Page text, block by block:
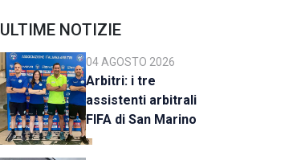
ULTIME NOTIZIE
04 AGOSTO 2026
Arbitri: i tre
assistenti arbitrali
FIFA di San Marino
al raduno della CAN